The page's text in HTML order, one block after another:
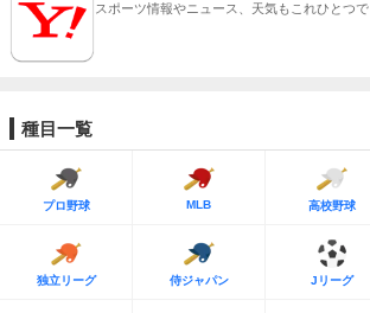
スポーツ情報やニュース、天気もこれひとつで
種目一覧
プロ野球 MLB 高校野球
独立リーグ 侍ジャパン Jリーグ